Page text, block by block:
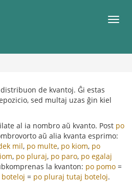
de kvantoj. Ĝi estas
sed multaj uzas ĝin kiel
al ia nombro aŭ kvanto. Post po
aŭ alia kvanta esprimo:
mil, po multe, po kiom, po
, po pluraj, po paro, po egalaj
la kvanton: po pomo =
= po pluraj tutaj boteloj.